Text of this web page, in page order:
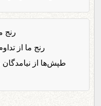
رنج
رنج ما از
طپش‌ها از